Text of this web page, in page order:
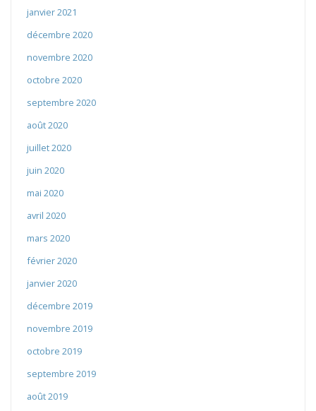
janvier 2021
décembre 2020
novembre 2020
octobre 2020
septembre 2020
août 2020
juillet 2020
juin 2020
mai 2020
avril 2020
mars 2020
février 2020
janvier 2020
décembre 2019
novembre 2019
octobre 2019
septembre 2019
août 2019